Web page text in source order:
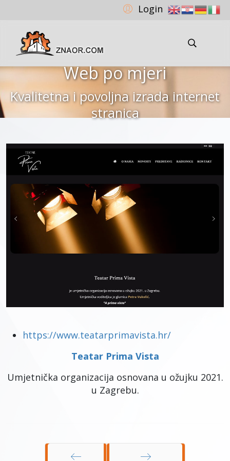
Login
Web po mjeri
Kvalitetna i povoljna izrada internet
stranica
https://www.teatarprimavista.hr/
Teatar Prima Vista
Umjetnička organizacija osnovana u ožujku 2021.
u Zagrebu.